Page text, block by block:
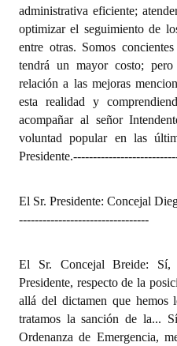
administrativa eficiente;
optimizar el seguimiento de
entre otras. Somos
tendrá un mayor costo;
relación a las mejoras
esta realidad y
acompañar al señor
voluntad popular en las
Presidente.
El Sr. Presidente: Concejal
---------------------------------
El Sr. Concejal Breide: Sí,
Presidente, respecto de la
allá del dictamen que hemos
tratamos la sanción de la...
Ordenanza de Emergencia,